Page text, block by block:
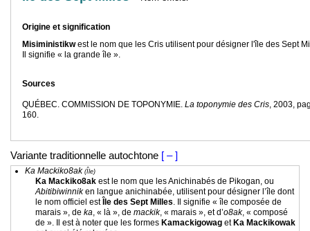
Origine et signification
Misiministikwest le nom que les Cris utilisent pour désigner l'île des Sept
Il signifie « la grande île ».
Sources
QUÉBEC. COMMISSION DE TOPONYMIE. La toponymie des Cris, 2003,
160.
Variante traditionnelle autochtone [ – ]
Ka Mackiko8ak (Île)
Ka Mackiko8ak est le nom que les Anichinabés de Pikogan, ou
Abitibiwinniken langue anichinabée, utilisent pour désigner l’île dont
le nom officiel est Île des Sept Milles. Il signifie « île composée de
marais », de ka, « là », de mackik, « marais », et d’o8ak, « composé
de ». Il est à noter que les formes Kamackigowag et Ka Mackikowak